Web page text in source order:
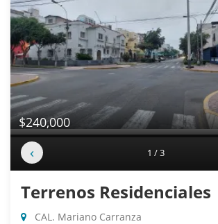
$240,000
‹ 1 / 3
Terrenos Residenciales
CAL. Mariano Carranza